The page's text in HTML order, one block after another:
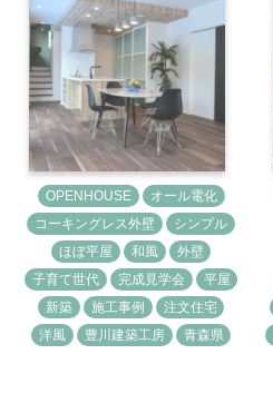
OPENHOUSE オール電化
コーキングレス外壁 シンプル
ほぼ平屋 和風 外壁
子育て世代 完成見学会 平屋
新築 施工事例 注文住宅
洋風 豊川建築工房 青森県